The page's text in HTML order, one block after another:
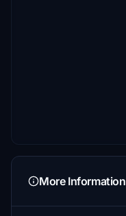
More Information